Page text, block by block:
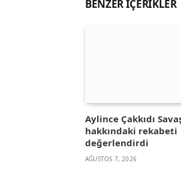
BENZER İÇERIKLER
Aylince Çakkıdı
hakkındaki rekabeti
değerlendirdi
AĞUSTOS 7, 2026